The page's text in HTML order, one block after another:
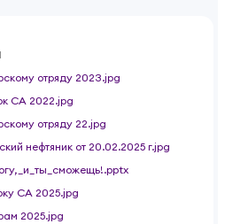
отряду 2023.jpg
СА 2022.jpg
отряду 22.jpg
нефтяник от 20.02.2025 г.jpg
СА 2025.jpg
2025.jpg